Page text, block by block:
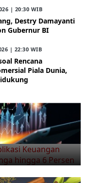
| 20:30 WIB
Destry Damayanti
Gubernur BI
| 22:30 WIB
Rencana
Piala Dunia,
Aplikasi
Kartu Visa